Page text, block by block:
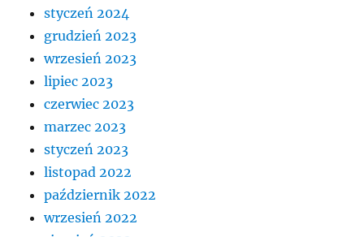
styczeń 2024
grudzień 2023
wrzesień 2023
lipiec 2023
czerwiec 2023
marzec 2023
styczeń 2023
listopad 2022
październik 2022
wrzesień 2022